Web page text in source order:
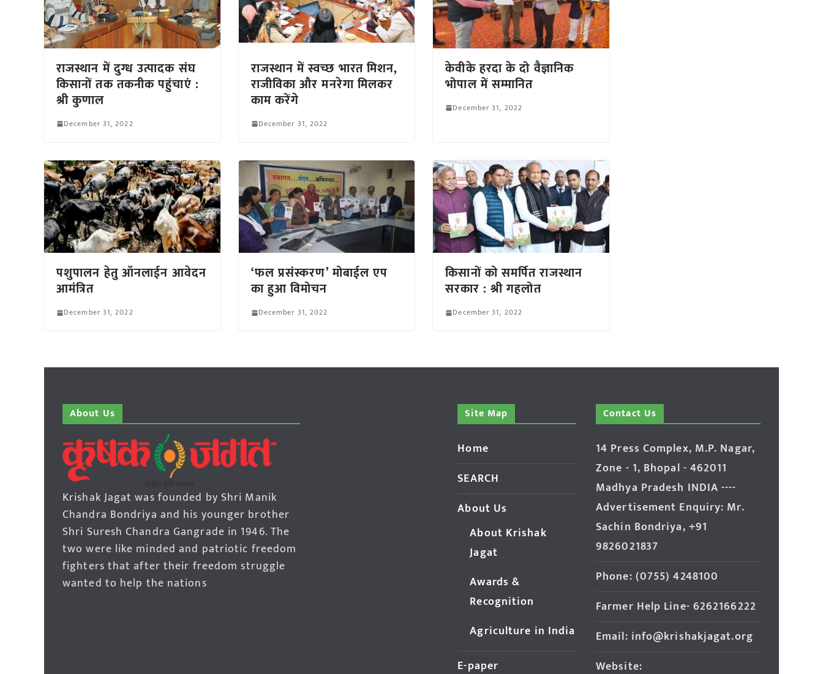
राजस्थान में दुग्ध उत्पादक संघ
किसानों तक तकनीक पहुंचाएं :
श्री कुणाल
December 31, 2022
राजस्थान में स्वच्छ भारत मिशन,
राजीविका और मनरेगा मिलकर
काम करेंगे
December 31, 2022
केवीके हरदा के दो वैज्ञानिक
भोपाल में सम्मानित
December 31, 2022
पशुपालन हेतु ऑनलाईन आवेदन
आमंत्रित
December 31, 2022
‘फल प्रसंस्करण’ मोबाईल एप
का हुआ विमोचन
December 31, 2022
किसानों को समर्पित राजस्थान
सरकार : श्री गहलोत
December 31, 2022
About Us
Krishak Jagat was founded by Shri Manik
Chandra Bondriya and his younger brother
Shri Suresh Chandra Gangrade in 1946. The
two were like minded and patriotic freedom
fighters that after their freedom struggle
wanted to help the nations
Site Map
Home
SEARCH
About Us
About Krishak
Jagat
Awards &
Recognition
Agriculture in India
E-paper
Contact Us
14 Press Complex, M.P. Nagar,
Zone - 1, Bhopal - 462011
Madhya Pradesh INDIA ----
Advertisement Enquiry: Mr.
Sachin Bondriya, +91
9826021837
Phone: (0755) 4248100
Farmer Help Line- 6262166222
Email: info@krishakjagat.org
Website: